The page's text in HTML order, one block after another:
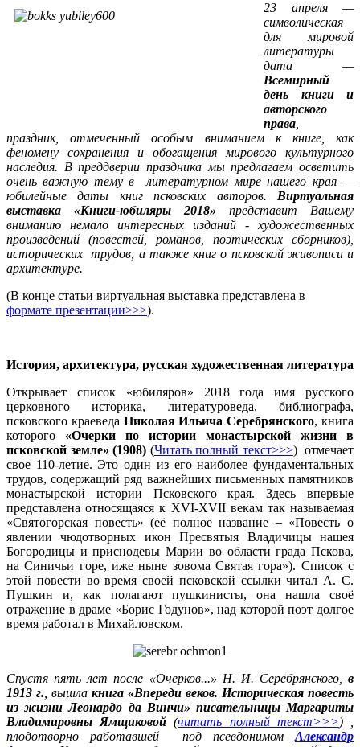
23 апреля —
символическая
для мировой
литературы
дата —
Всемирный
день книги и
авторского
права
праздник, отмеченный особым вниманием к книге, как
феномену сохранения и обогащения мирового культурного
наследия. В преддверии праздника мы предлагаем осветить
очень важную тему в литературном мире нашего края —
юбилейные даты книг псковских авторов. Виртуальная
выставка «Книги-юбиляры 2018» представит Вашему
вниманию немало интересных изданий - художественных
произведений (повестей, романов, поэтических сборников),
исторических трудов, а также книг о псковской живописи и
архитектуре.
(В конце статьи виртуальная выставка представлена в
формате презентации>>>).
История, архитектура, русская художественная литература
Открывает список «юбиляров» 2018 года имя русского
церковного историка, литературоведа, библиографа,
псковского краеведа Николая Ильича Серебрянского, книга
которого «Очерки по истории монастырской жизни в
псковской земле» (1908) (Читать полный текст>>>) отмечает
свое 110-летие. Это один из его наиболее фундаментальных
трудов, содержащий ряд важнейших письменных памятников
монастырской истории Псковского края. Здесь впервые
представлена относящаяся к XVI-XVII векам так называемая
«Святогорская повесть» (её полное название – «Повесть о
явлении чюдотворных икон Пресвятыя Владичицы нашея
Богородицы и приснодевы Марии во области града Пскова,
на Синичьи горе, иже ныне зовома Святая гора»). Список с
этой повести во время своей псковской ссылки читал А. С.
Пушкин и, как полагают пушкинисты, она нашла своё
отражение в драме «Борис Годунов», над которой поэт долгое
время работал в Михайловском.
Спустя пять лет после «Очерков...» Н. И. Серебрянского, в
1913 г. , вышла книга «Впереди веков. Историческая повесть
из жизни Леонардо да Винчи» писательницы Маргариты
Владимировны Ямщиковой(читать полный текст>>>)
плодотворно работавшей под псевдонимом Александр